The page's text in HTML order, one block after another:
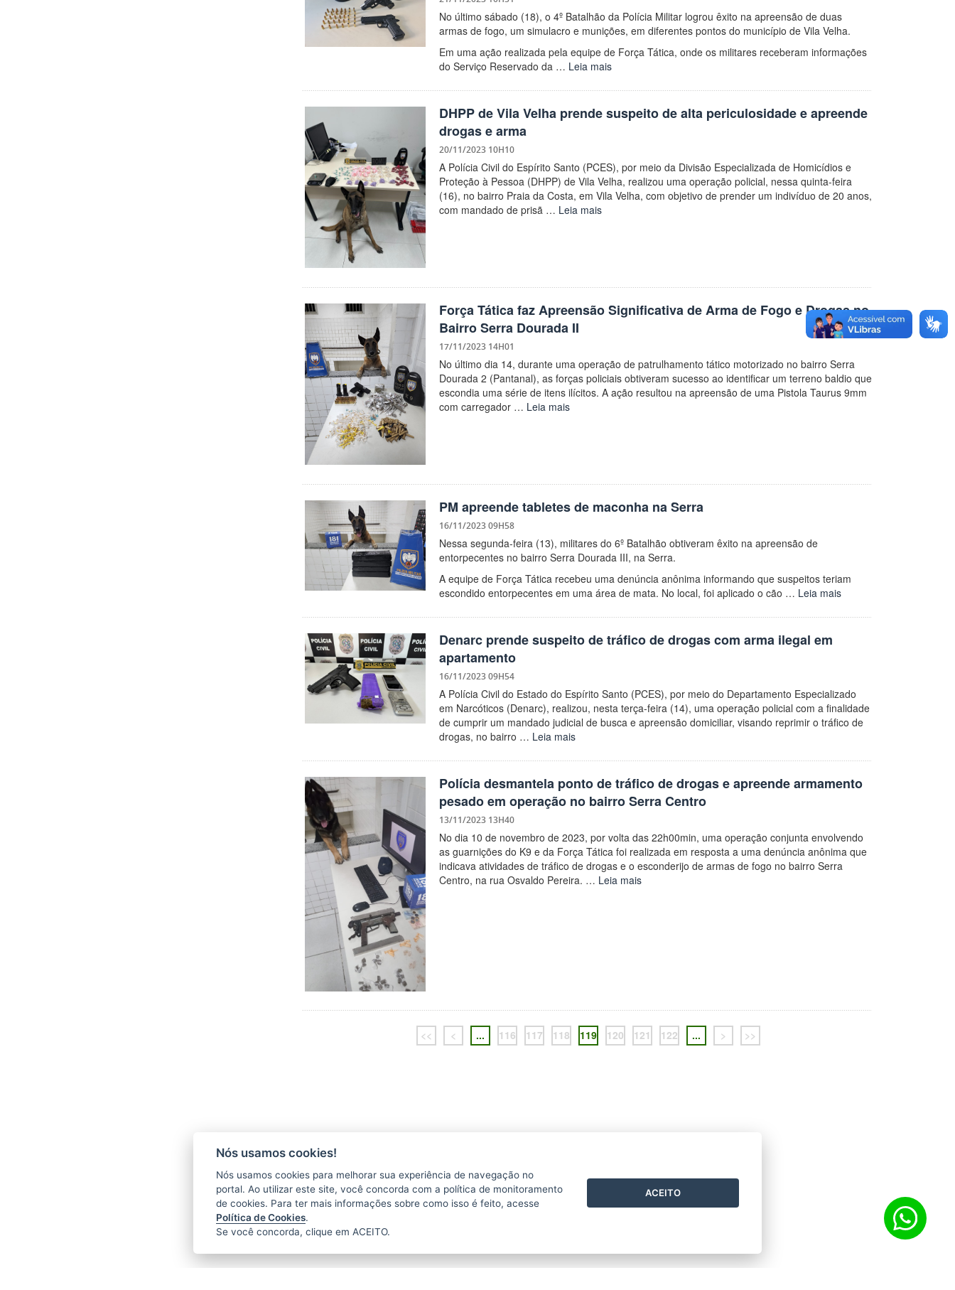
No último sábado (18), o 4º Batalhão da Polícia Militar logrou êxito na apreensão de duas
armas de fogo, um simulacro e munições, em diferentes pontos do município de Vila Velha.
Em uma ação realizada pela equipe de Força Tática, onde os militares receberam informações
do Serviço Reservado da … Leia mais
DHPP de Vila Velha prende suspeito de alta periculosidade e apreende
drogas e arma
20/11/2023 10H10
A Polícia Civil do Espírito Santo (PCES), por meio da Divisão Especializada de Homicídios e
Proteção à Pessoa (DHPP) de Vila Velha, realizou uma operação policial, nessa quinta-feira
(16), no bairro Praia da Costa, em Vila Velha, com objetivo de prender um indivíduo de 20 anos,
com mandado de prisã … Leia mais
Força Tática faz Apreensão Significativa de Arma de Fogo e Drogas no
Bairro Serra Dourada II
17/11/2023 14H01
No último dia 14, durante uma operação de patrulhamento tático motorizado no bairro Serra
Dourada 2 (Pantanal), as forças policiais obtiveram sucesso ao identificar um terreno baldio que
escondia uma série de itens ilícitos. A ação resultou na apreensão de uma Pistola Taurus 9mm
com carregador … Leia mais
PM apreende tabletes de maconha na Serra
16/11/2023 09H58
Nessa segunda-feira (13), militares do 6º Batalhão obtiveram êxito na apreensão de
entorpecentes no bairro Serra Dourada III, na Serra.
A equipe de Força Tática recebeu uma denúncia anônima informando que suspeitos teriam
escondido entorpecentes em uma área de mata. No local, foi aplicado o cão … Leia mais
Denarc prende suspeito de tráfico de drogas com arma ilegal em
apartamento
16/11/2023 09H54
A Polícia Civil do Estado do Espírito Santo (PCES), por meio do Departamento Especializado
em Narcóticos (Denarc), realizou, nesta terça-feira (14), uma operação policial com a finalidade
de cumprir um mandado judicial de busca e apreensão domiciliar, visando reprimir o tráfico de
drogas, no bairro … Leia mais
Polícia desmantela ponto de tráfico de drogas e apreende armamento
pesado em operação no bairro Serra Centro
13/11/2023 13H40
No dia 10 de novembro de 2023, por volta das 22h00min, uma operação conjunta envolvendo
as guarnições do K9 e da Força Tática foi realizada em resposta a uma denúncia anônima que
indicava atividades de tráfico de drogas e o esconderijo de armas de fogo no bairro Serra
Centro, na rua Osvaldo Pereira. … Leia mais
<< < ... 116 117 118 119 120 121 122 ... > >>
Nós usamos cookies!
Nós usamos cookies para melhorar sua experiência de navegação no
portal. Ao utilizar este site, você concorda com a política de monitoramento
de cookies. Para ter mais informações sobre como isso é feito, acesse
Política de Cookies.
Se você concorda, clique em ACEITO.
ACEITO